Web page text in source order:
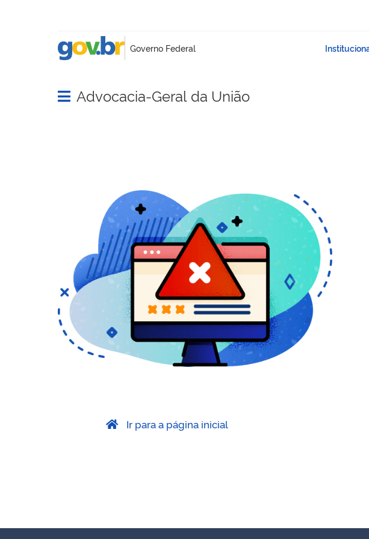
Abrir menu principal de navegação
Advocacia-Geral da União
Ir para a página inicial